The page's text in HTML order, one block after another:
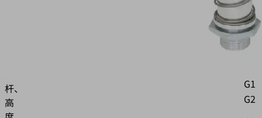
杆、
高
属
B
G1
G2